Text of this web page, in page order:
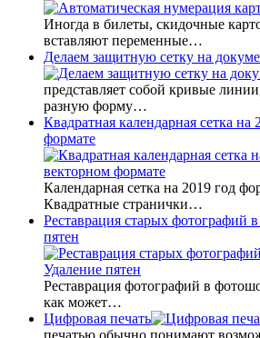
Иногда в билеты, скидочные
вставляют переменные…
Делаем защитную сетку на
представляет собой кривые
разную форму…
Квадратная календарная сетка на
формате
Календарная сетка на 2019 год
Квадратные странички…
Реставрация старых фотографий
пятен
Реставрация фотографий в
как может…
Цифровая печать
печатью обычно понимают